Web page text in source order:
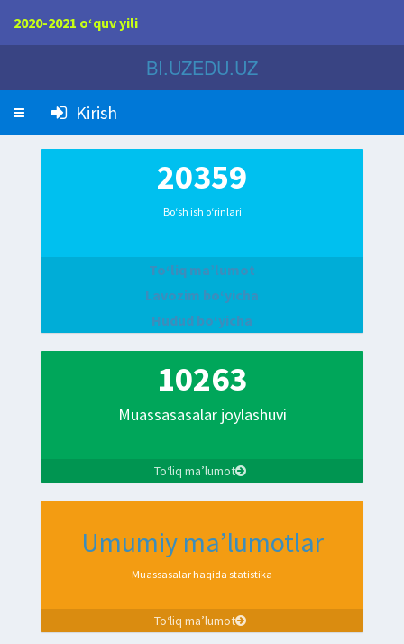
2020-2021 o‘quv yili
BI.UZEDU.UZ
Kirish
20359
Bo‘sh ish o‘rinlari
To‘liq ma’lumot
Lavozim bo‘yicha
Hudud bo‘yicha
10263
Muassasasalar joylashuvi
To‘liq ma’lumot
Umumiy ma’lumotlar
Muassasalar haqida statistika
To‘liq ma’lumot